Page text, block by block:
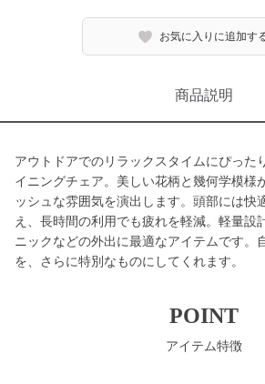
お気に入りに追加す
商品説明
アウトドアでのリラックスタイムにぴった
イニングチェア。美しい花柄と幾何学模様
ッシュな雰囲気を演出します。頭部には快
え、長時間の利用でも疲れを軽減。軽量設
ニックなどの外出に最適なアイテムです。
を、さらに特別なものにしてくれます。
POINT
アイテム特徴